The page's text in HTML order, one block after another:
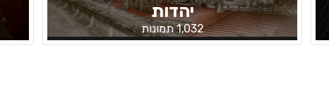
יהדות
1,032 תמונות